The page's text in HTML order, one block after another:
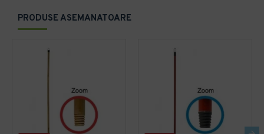
PRODUSE ASEMANATOARE